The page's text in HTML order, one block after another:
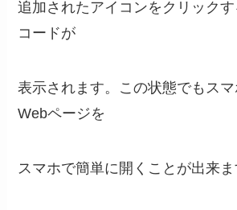
追加されたアイコンをクリック
コードが
表示されます。この状態でもス
Webページを
スマホで簡単に開くことが出来ま